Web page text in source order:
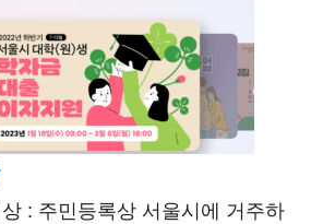
: 주민등록상 서울시에 거주하